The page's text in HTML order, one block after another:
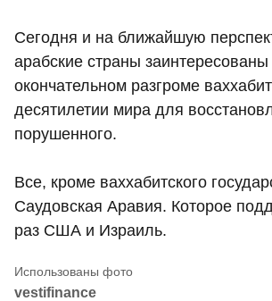
Сегодня и на ближайшую
арабские страны заинтересованы
окончательном разгроме
десятилетии мира для
порушенного.
Все, кроме ваххабитского
Саудовская Аравия. Которое
раз США и Израиль.
vestifinance